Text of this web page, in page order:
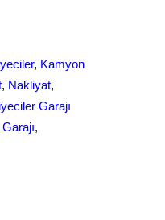
, Kamyon
, Nakliyat
Garajı